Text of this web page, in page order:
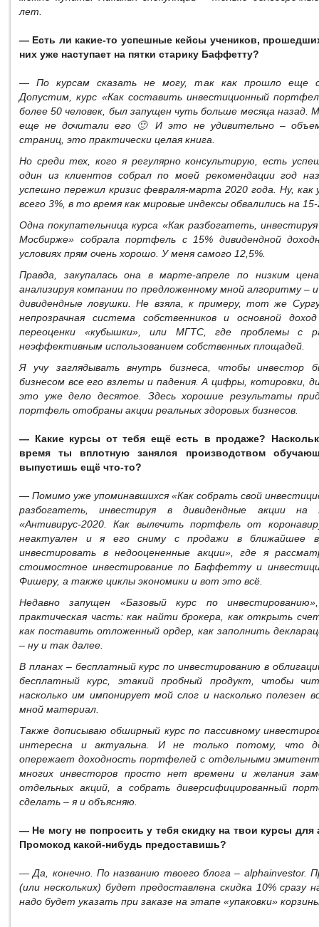
лет.
— Есть ли какие-то успешные кейсы учеников,
них уже наступает на пятки старику Баффетту?
— По курсам сказать не могу, так как прошло еще
Допустим, курс «Как составить инвестиционный
более 50 человек, был запущен чуть больше месяца назад.
еще не дочитали его 🙂 И это не удивительно –
страниц, это практически целая книга.
Но среди тех, кого я регулярно консультирую, есть
один из клиентов собрал по моей рекомендации год
успешно пережил кризис февраля-марта 2020 года. Ну, как
всего 3%, в то время как мировые индексы обвалились на
Одна покупательница курса «Как разбогатеть,
Мосбирже» собрала портфель с 15% дивидендной
условиях прям очень хорошо. У меня самого 12,5%.
Правда, закупалась она в марте-апреле по низким
анализируя компании по предложенному мной алгоритму –
дивидендные ловушки. Не взяла, к примеру, тот же
непрозрачная система собственников и основной
переоценки «кубышки», или МГТС, где проблемы с
неэффективным использованием собственных площадей.
Я учу заглядывать внутрь бизнеса, чтобы инвестор
бизнесом все его взлеты и падения. А цифры, котировки,
это уже дело десятое. Здесь хорошие результаты
портфель отобраны акции реальных здоровых бизнесов.
— Какие курсы от тебя ещё есть в продаже?
время ты вплотную занялся производством
выпустишь ещё что-то?
— Помимо уже упоминавшихся «Как собрать свой
разбогатеть, инвестируя в дивидендные акции на
«Антивирус-2020. Как вылечить портфель от
неактуален и я его сниму с продажи в ближайшее
инвестировать в недооцененные акции», где я
стоимостное инвестирование по Баффетту и
Фишеру, а также циклы экономики и вот это всё.
Недавно запущен «Базовый курс по
практическая часть: как найти брокера, как открыть
как поставить отложенный ордер, как заполнить
– ну и так далее.
В планах – бесплатный курс по инвестированию в
бесплатный курс, этакий пробный продукт, чтобы
насколько им импонирует мой слог и насколько полезен
мной материал.
Также дописываю обширный курс по пассивному
интересна и актуальна. И не только потому, что
опережает доходность портфелей с отдельными
многих инвесторов просто нет времени и желания
отдельных акций, а собрать диверсифицированный
сделать – я и объясняю.
— Не могу не попросить у тебя скидку на твои курсы для
Промокод какой-нибудь предоставишь?
— Да, конечно. По названию твоего блога – alphainvestor.
(или нескольких) будет предоставлена скидка 10% сразу
надо будет указать при заказе на этапе «упаковки»